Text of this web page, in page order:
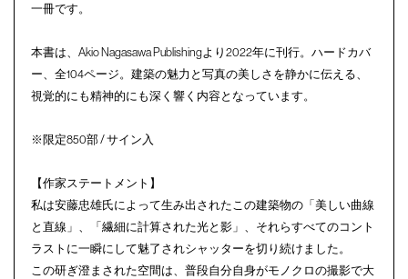
一冊です。
本書は、Akio Nagasawa Publishingより2022年に刊行。ハードカバ
ー、全104ページ。建築の魅力と写真の美しさを静かに伝える、
視覚的にも精神的にも深く響く内容となっています。
※限定850部 / サイン入
【作家ステートメント】
私は安藤忠雄氏によって生み出されたこの建築物の「美しい曲線
と直線」、「繊細に計算された光と影」、それらすべてのコント
ラストに一瞬にして魅了されシャッターを切り続けました。
この研ぎ澄まされた空間は、普段自分自身がモノクロの撮影で大